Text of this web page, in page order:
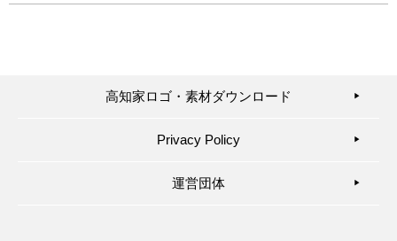
高知家ロゴ・素材ダウンロード ▶︎
Privacy Policy ▶︎
運営団体 ▶︎